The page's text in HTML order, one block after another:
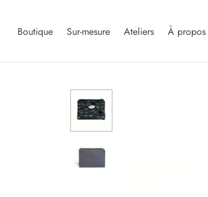
Boutique Sur-mesure Ateliers À propos